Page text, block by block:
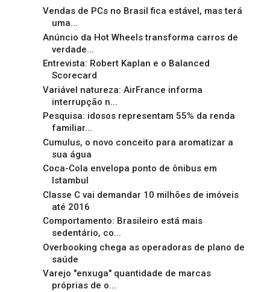
Vendas de PCs no Brasil fica estável, mas terá
uma...
Anúncio da Hot Wheels transforma carros de
verdade...
Entrevista: Robert Kaplan e o Balanced
Scorecard
Variável natureza: AirFrance informa
interrupção n...
Pesquisa: idosos representam 55% da renda
familiar...
Cumulus, o novo conceito para aromatizar a
sua água
Coca-Cola envelopa ponto de ônibus em
Istambul
Classe C vai demandar 10 milhões de imóveis
até 2016
Comportamento: Brasileiro está mais
sedentário, co...
Overbooking chega as operadoras de plano de
saúde
Varejo "enxuga" quantidade de marcas
próprias de o...